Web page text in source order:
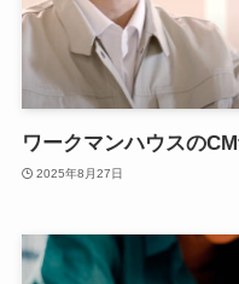
ワークマンハウスの
2025年8月27日